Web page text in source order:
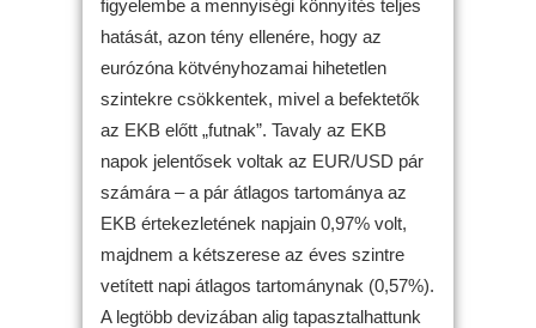
figyelembe a mennyiségi könnyítés teljes
hatását, azon tény ellenére, hogy az
eurózóna kötvényhozamai hihetetlen
szintekre csökkentek, mivel a befektetők
az EKB előtt „futnak”. Tavaly az EKB
napok jelentősek voltak az EUR/USD pár
számára – a pár átlagos tartománya az
EKB értekezletének napjain 0,97% volt,
majdnem a kétszerese az éves szintre
vetített napi átlagos tartománynak (0,57%).
A legtöbb devizában alig tapasztalhattunk